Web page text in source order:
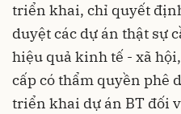
triển khai, chỉ quyết
duyệt các dự án thật sự
hiệu quả kinh tế - xã
cấp có thẩm quyền phê
triển khai dự án BT đối